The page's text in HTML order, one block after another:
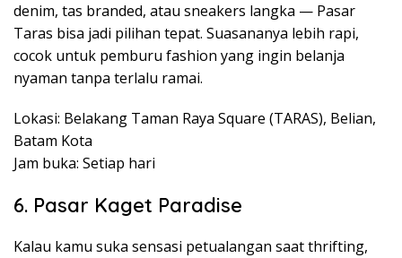
denim, tas branded, atau sneakers langka — Pasar
Taras bisa jadi pilihan tepat. Suasananya lebih rapi,
cocok untuk pemburu fashion yang ingin belanja
nyaman tanpa terlalu ramai.
Lokasi: Belakang Taman Raya Square (TARAS), Belian,
Batam Kota
Jam buka: Setiap hari
6. Pasar Kaget Paradise
Kalau kamu suka sensasi petualangan saat thrifting,